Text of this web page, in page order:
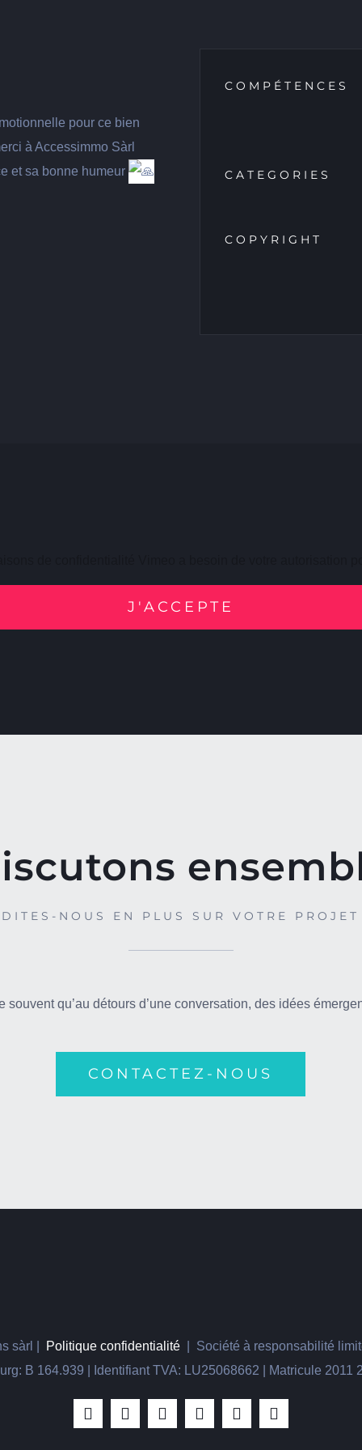
pour ce bien
à Accessimmo Sàrl
et sa bonne humeur
COMPÉTENCES
CATEGORIES
COPYRIGHT
J'ACCEPTE
DITES-NOUS EN PLUS SUR VOTRE PROJET
souvent qu’au détours d’une conversation, des idées
CONTACTEZ-NOUS
sàrl | Politique confidentialité | Société à responsabilité
B 164.939 | Identifiant TVA: LU25068662 | Matricule 2011
FacebookInstagramLinkedIn
X VimeoYouTube